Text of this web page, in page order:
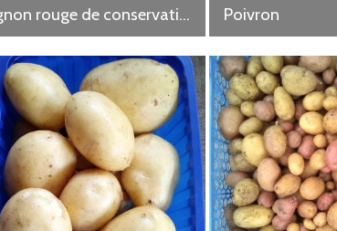
Oignon rouge de conservation Poivron